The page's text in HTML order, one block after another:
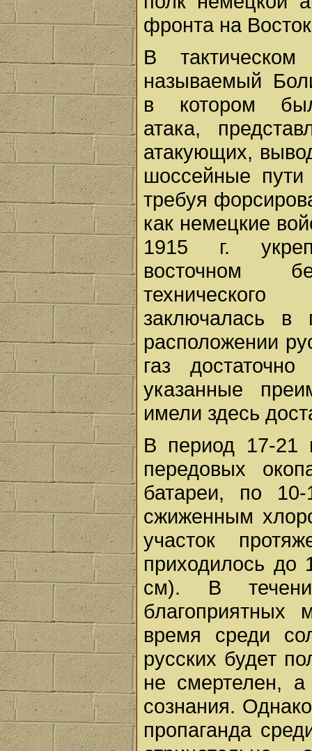
фронта на
В
называемый
в котором
атака,
атакующих,
шоссейные
требуя
как немецкие
1915 г.
восточном
заключалась в
расположении
газ
указанные
имели здесь
В период 17-21
передовых
батареи, по
сжиженным
участок
приходилось до
см). В
благоприятных
время среди
русских будет
не смертелен,
сознания.
пропаганда